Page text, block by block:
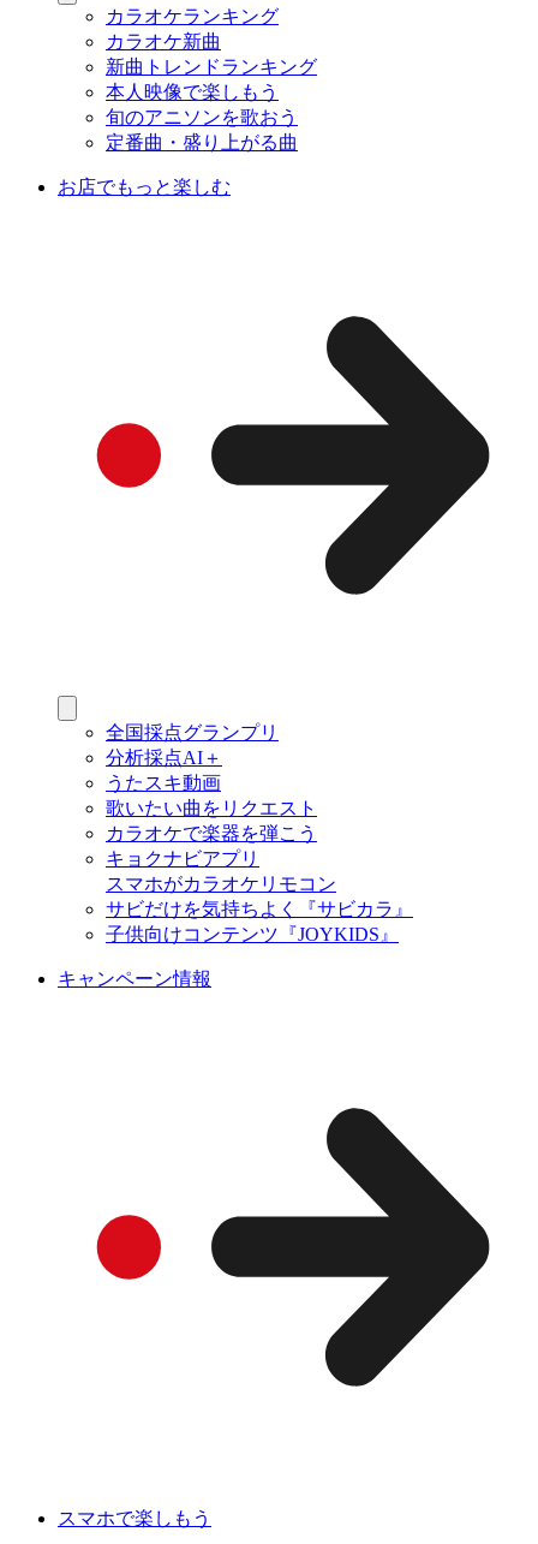
カラオケランキング
カラオケ新曲
新曲トレンドランキング
本人映像で楽しもう
旬のアニソンを歌おう
定番曲・盛り上がる曲
お店でもっと楽しむ
全国採点グランプリ
分析採点AI＋
うたスキ動画
歌いたい曲をリクエスト
カラオケで楽器を弾こう
キョクナビアプリ
スマホがカラオケリモコン
サビだけを気持ちよく『サビカラ』
子供向けコンテンツ『JOYKIDS』
キャンペーン情報
スマホで楽しもう